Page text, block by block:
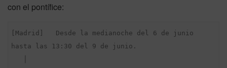
con el pontífice:
[Madrid]   Desde la medianoche del 6 de junio
hasta las 13:30 del 9 de junio.